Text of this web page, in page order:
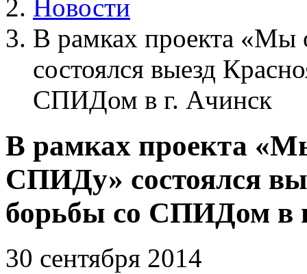
Новости
В рамках проекта
состоялся выезд
СПИДом в г. Ачинск
В рамках проекта
СПИДу» состоялся
борьбы со СПИДом в
30 сентября 2014